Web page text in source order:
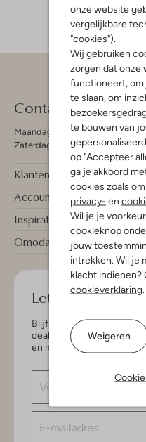
onze website
vergelijkbare
"cookies").
Wij gebruiken
zorgen dat onze
functioneert,
te slaan, om
te bouwen van
op "Accepteer
ga je akkoord
cookies zoals
privacy- en
Wil je je
cookieknop
jouw
intrekken. Wil je
klacht indienen?
cookieverklaring
Weigeren
Contact
Maandag - Vrijdag 09:00 - 19:00
Zaterdag 09:00 - 17:00 uur
Klantenservice
Account
Inspiratie
Omoda
Let's keep in
Blijf op de hoogte van de
deals, speciaal voor jou.
en maak kans op € 150,-